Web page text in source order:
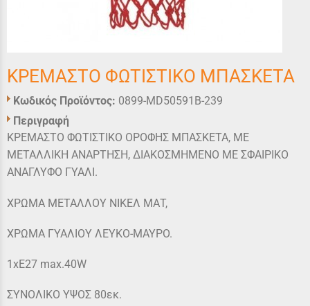
ΚΡΕΜΑΣΤΟ ΦΩΤΙΣΤΙΚΟ ΜΠΑΣΚΕΤΑ
Κωδικός Προϊόντος: 0899-MD50591B-239
Περιγραφή
ΚΡΕΜΑΣΤΟ ΦΩΤΙΣΤΙΚΟ ΟΡΟΦΗΣ ΜΠΑΣΚΕΤΑ, ΜΕ
ΜΕΤΑΛΛΙΚΗ ΑΝΑΡΤΗΣΗ, ΔΙΑΚΟΣΜΗΜΕΝΟ ΜΕ ΣΦΑΙΡΙΚΟ
ΑΝΑΓΛΥΦΟ ΓΥΑΛΙ.
ΧΡΩΜΑ ΜΕΤΑΛΛΟΥ ΝΙΚΕΛ ΜΑΤ,
ΧΡΩΜΑ ΓΥΑΛΙΟΥ ΛΕΥΚΟ-ΜΑΥΡΟ.
1xE27 max.40W
ΣΥΝΟΛΙΚΟ ΥΨΟΣ 80εκ.